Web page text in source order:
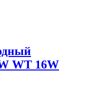
WT 16W